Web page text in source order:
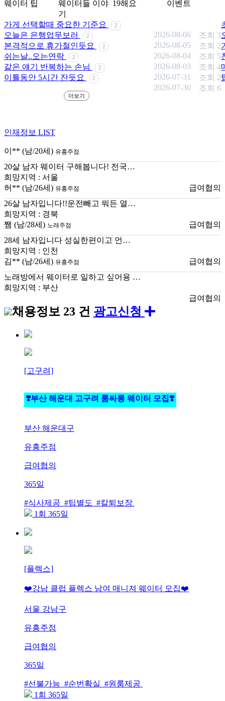
웨이터 팁
웨이터들 이야
기
19해요 이벤트
가게 선택할때 중요한 기준요 2
조회 3
2026-08-06
오늘은 은행업무보러 2
조회 2
2026-08-05
본격적으로 휴가철인듯요 2
조회 5
2026-08-04
쉬는날..오는연락 2
조회 4
2026-08-03
같은 얘기 반복하는 손님 2
조회 2
2026-07-31
이틀동안 5시간 잔듯요 2
조회 6
2026-07-30
더보기
인재정보 LIST
이** (남/20세) 유흥주점
20살 남자 웨이터 구해봅니다! 전국…
희망지역 : 서울
급여협의
허** (남/26세) 유흥주점
26살 남자입니다!!운전빼고 뭐든 열…
희망지역 : 경북
급여협의
쨈 (남/28세) 노래주점
28세 남자입니다 성실한편이고 언…
희망지역 : 인천
급여협의
김** (남/26세) 유흥주점
노래방에서 웨이터로 일하고 싶어용 …
희망지역 : 부산
급여협의
채용정보 23 건 광고신청
[고구려]
❣️부산 해운대 고구려 룸싸롱 웨이터 모집❣️
부산 해운대구
유흥주점
급여협의
365일
#식사제공 #팁별도 #칼퇴보장
1회 365일
[플렉스]
❤️강남 클럽 플렉스 남여 매니져 웨이터 모집❤️
서울 강남구
유흥주점
급여협의
365일
#선불가능 #순번확실 #원룸제공
1회 365일